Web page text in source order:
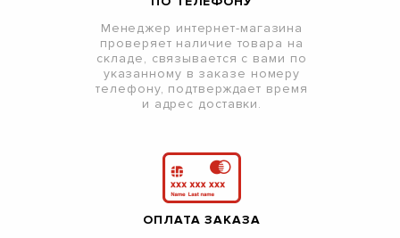
Менеджер интернет-магазина
проверяет наличие товара на
складе, связывается с вами по
указанному в заказе номеру
телефону, подтверждает время
и адрес доставки.
ОПЛАТА ЗАКАЗА